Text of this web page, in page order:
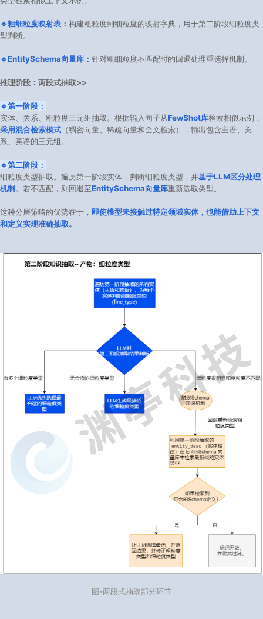
🔹粗细粒度映射表： 构建粗粒度到细粒度的映射字典，用于第二阶段细粒度类
型判断。
🔹EntitySchema向量库： 针对粗细粒度不匹配时的回退处理重选择机制。
推理阶段：两段式抽取>>
🔹第一阶段：
实体、关系、粗粒度三元组抽取。根据输入句子从FewShot库检索相似示例，
采用混合检索模式 （稠密向量、稀疏向量和全文检索），输出包含主语、关
系、宾语的三元组。
🔹第二阶段：
细粒度类型抽取。遍历第一阶段实体，判断细粒度类型，并基于LLM区分处理
机制 。若不匹配，则回退至EntitySchema向量库重新选取类型。
这种分层策略的优势在于， 即使模型未接触过特定领域实体，也能借助上下文
和定义实现准确抽取。
图-两段式抽取部分环节